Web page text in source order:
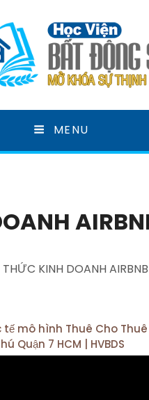
BẤT
MENU
KINH DOANH AIRBNB
mô hình Thuê Cho
Quận 7 HCM | HVBDS